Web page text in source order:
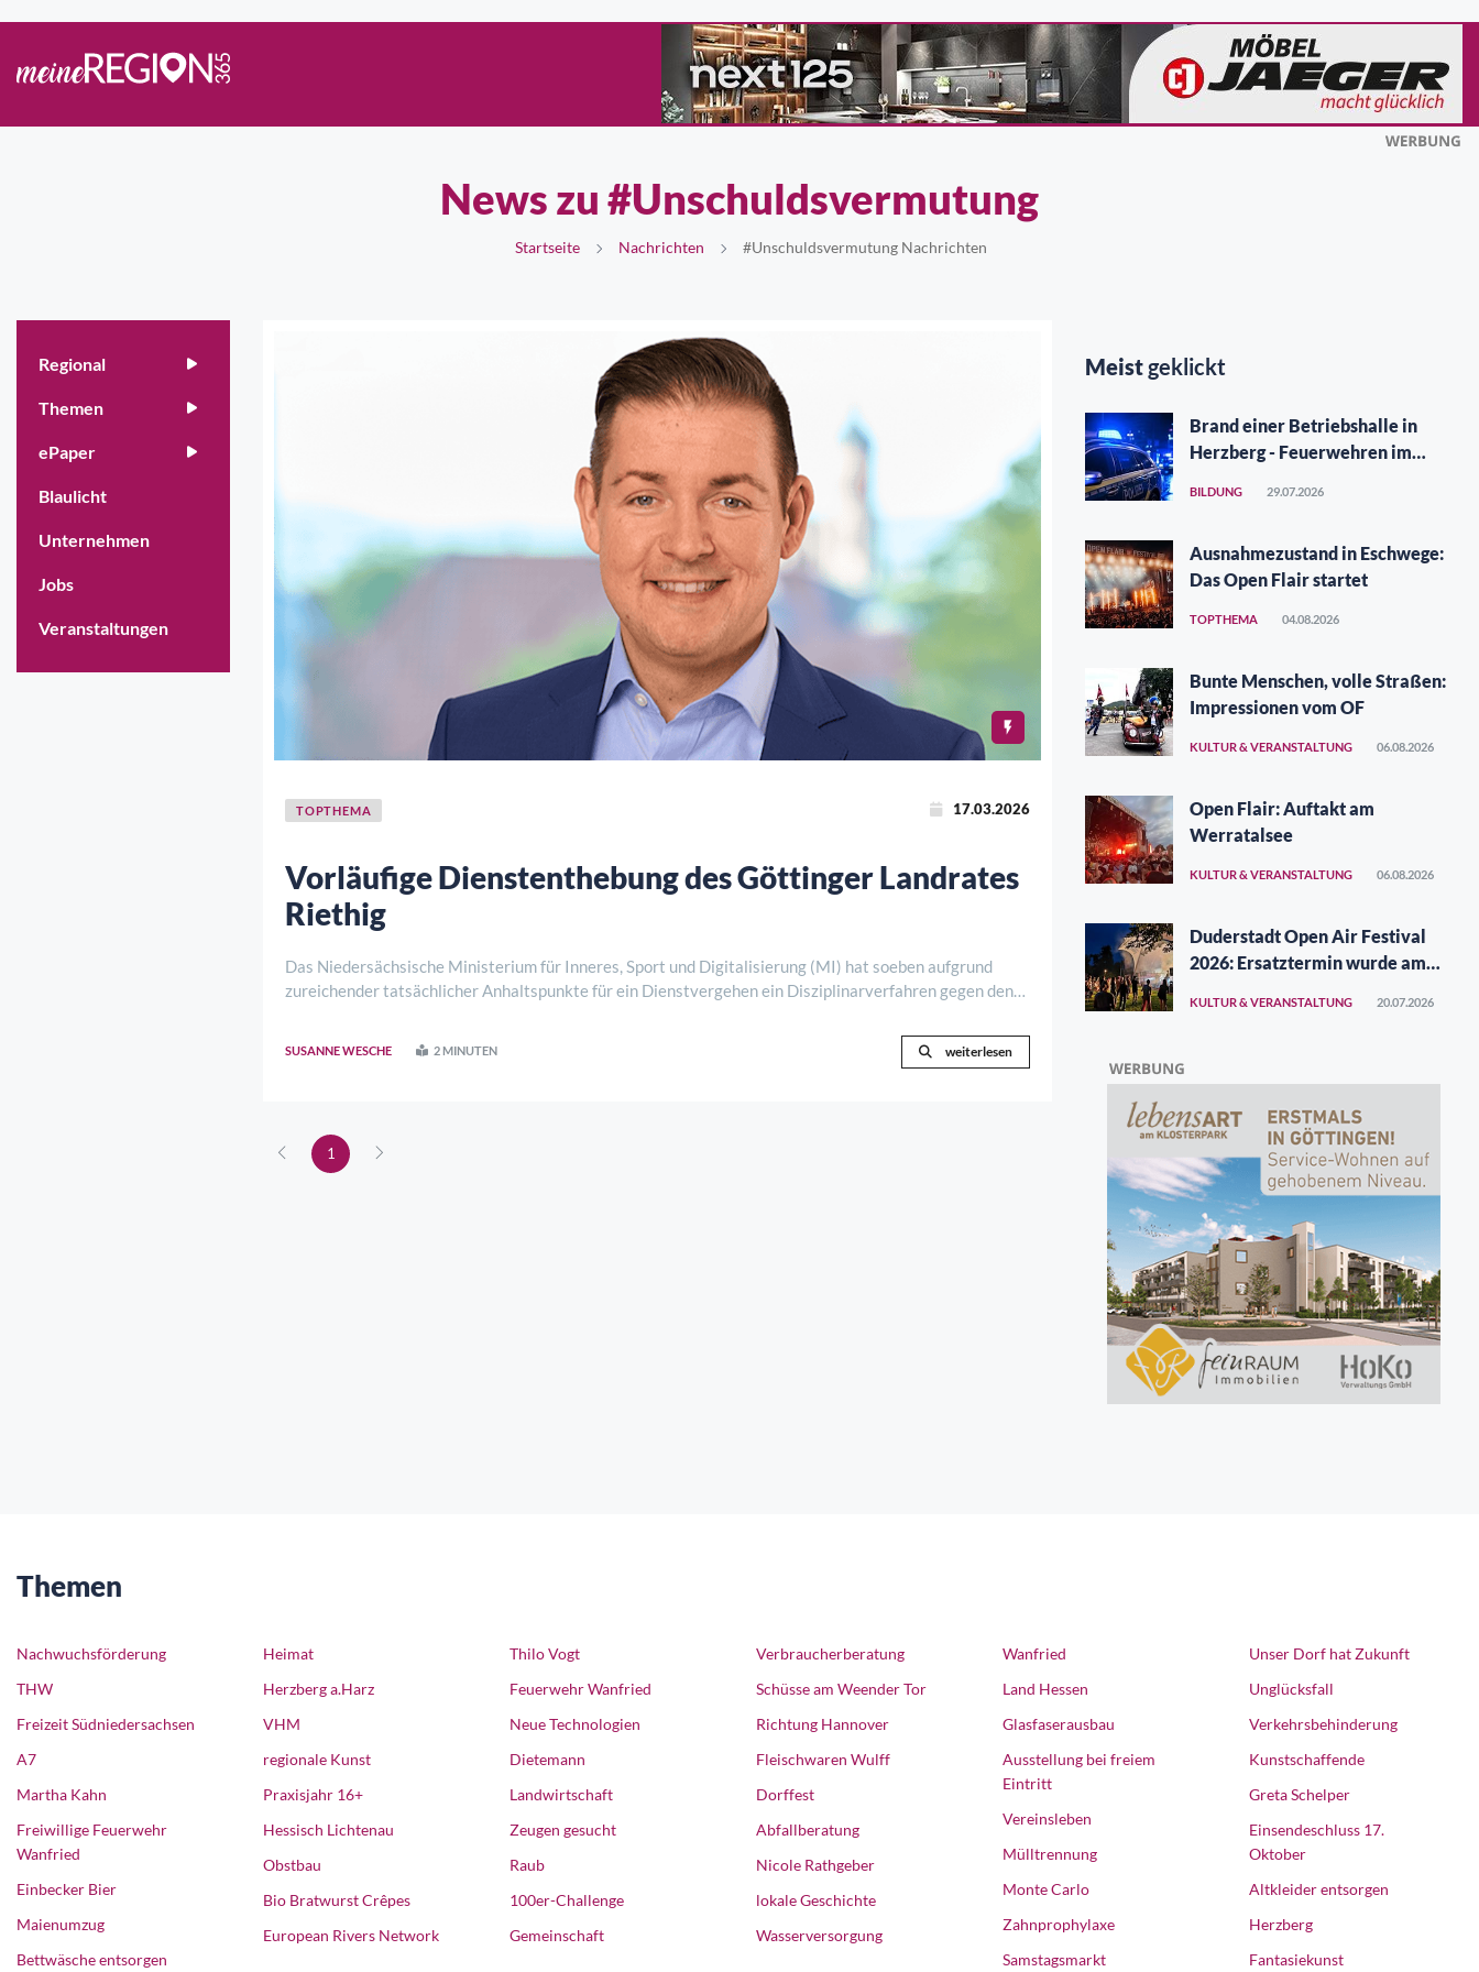
News zu #Unschuldsvermutung
Startseite Nachrichten #Unschuldsvermutung Nachrichten
Regional
Themen
ePaper
Blaulicht
Unternehmen
Jobs
Veranstaltungen
TOPTHEMA 17.03.2026
Vorläufige Dienstenthebung des Göttinger Landrates
Riethig
Das Niedersächsische Ministerium für Inneres, Sport und Digitalisierung (MI) hat soeben aufgrund
zureichender tatsächlicher Anhaltspunkte für ein Dienstvergehen ein Disziplinarverfahren gegen den
SUSANNE WESCHE 2 MINUTEN weiterlesen
1
Meistgeklickt
Brand einer Betriebshalle in
Herzberg - Feuerwehren im
BILDUNG 29.07.2026
Ausnahmezustand in Eschwege:
Das Open Flair startet
TOPTHEMA 04.08.2026
Bunte Menschen, volle Straßen:
Impressionen vom OF
KULTUR & VERANSTALTUNG 06.08.2026
Open Flair: Auftakt am
Werratalsee
KULTUR & VERANSTALTUNG 06.08.2026
Duderstadt Open Air Festival
2026: Ersatztermin wurde am
KULTUR & VERANSTALTUNG 20.07.2026
Themen
Nachwuchsförderung
THW
Freizeit Südniedersachsen
A7
Martha Kahn
Freiwillige Feuerwehr
Wanfried
Einbecker Bier
Maienumzug
Bettwäsche entsorgen
Heimat
Herzberg a.Harz
VHM
regionale Kunst
Praxisjahr 16+
Hessisch Lichtenau
Obstbau
Bio Bratwurst Crêpes
European Rivers Network
Thilo Vogt
Feuerwehr Wanfried
Neue Technologien
Dietemann
Landwirtschaft
Zeugen gesucht
Raub
100er-Challenge
Gemeinschaft
Verbraucherberatung
Schüsse am Weender Tor
Richtung Hannover
Fleischwaren Wulff
Dorffest
Abfallberatung
Nicole Rathgeber
lokale Geschichte
Wasserversorgung
Wanfried
Land Hessen
Glasfaserausbau
Ausstellung bei freiem
Eintritt
Vereinsleben
Mülltrennung
Monte Carlo
Zahnprophylaxe
Samstagsmarkt
Unser Dorf hat Zukunft
Unglücksfall
Verkehrsbehinderung
Kunstschaffende
Greta Schelper
Einsendeschluss 17.
Oktober
Altkleider entsorgen
Herzberg
Fantasiekunst